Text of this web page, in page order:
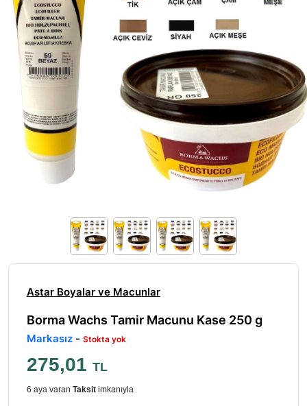
Astar Boyalar ve Macunlar
Borma Wachs Tamir Macunu Kase 250 g
Markasız - Stokta yok
275,01 TL
6 aya varan Taksit imkanıyla